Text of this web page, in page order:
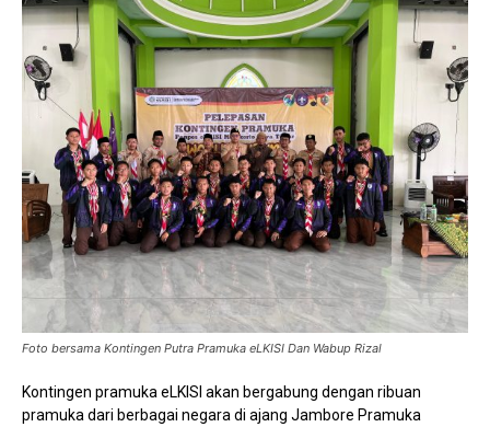
Foto bersama Kontingen Putra Pramuka eLKISI Dan Wabup Rizal
Kontingen pramuka eLKISI akan bergabung dengan ribuan
pramuka dari berbagai negara di ajang Jambore Pramuka